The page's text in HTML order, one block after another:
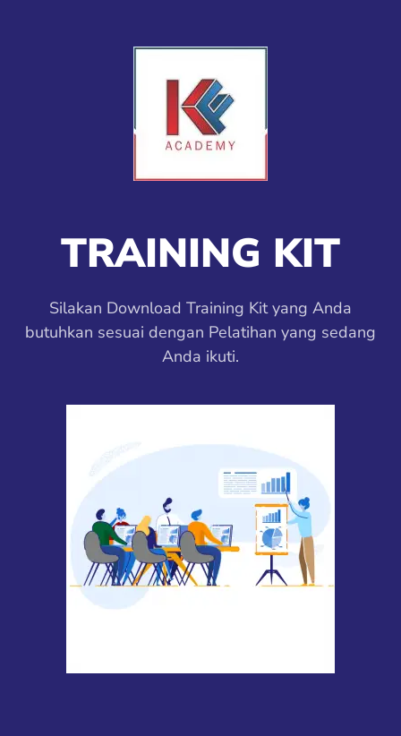
TRAINING KIT
Silakan Download Training Kit yang Anda
butuhkan sesuai dengan Pelatihan yang sedang
Anda ikuti.